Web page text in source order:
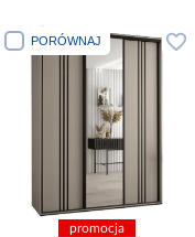
PORÓWNAJ
promocja